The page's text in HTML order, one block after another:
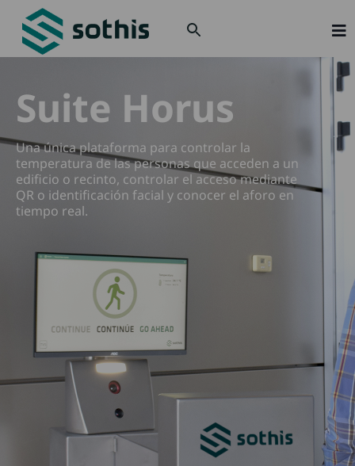
Suite Horus
Una única plataforma para controlar la
temperatura de las personas que acceden a un
edificio o recinto, controlar el acceso mediante
QR o identificación facial y conocer el aforo en
tiempo real.